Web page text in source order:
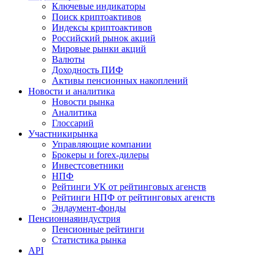
Ключевые индикаторы
Поиск криптоактивов
Индексы криптоактивов
Российский рынок акций
Мировые рынки акций
Валюты
Доходность ПИФ
Активы пенсионных накоплений
Новости и аналитика
Новости рынка
Аналитика
Глоссарий
Участникирынка
Управляющие компании
Брокеры и forex-дилеры
Инвестсоветники
НПФ
Рейтинги УК от рейтинговых агенств
Рейтинги НПФ от рейтинговых агенств
Эндаумент-фонды
Пенсионнаяиндустрия
Пенсионные рейтинги
Статистика рынка
API